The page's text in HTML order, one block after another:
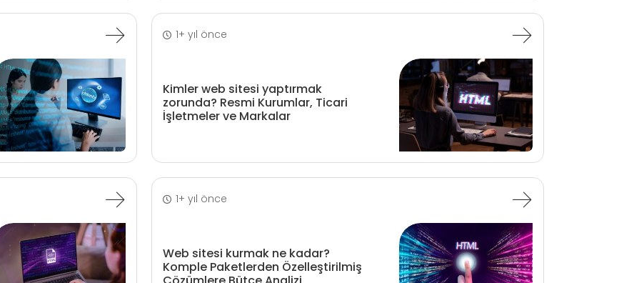
1+ yıl önce
Kimler web sitesi yaptırmak
zorunda? Resmi Kurumlar, Ticari
İşletmeler ve Markalar
1+ yıl önce
Web sitesi kurmak ne kadar?
Komple Paketlerden Özelleştirilmiş